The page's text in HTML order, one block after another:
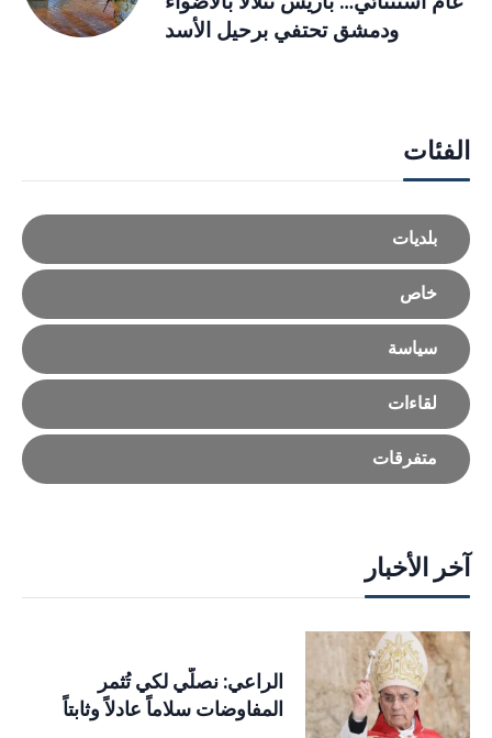
ودمشق تحتفي برحيل الأسد
الفئات
بلديات
خاص
سياسة
لقاءات
متفرقات
آخر الأخبار
الراعي: نصلّي لكي تُثمر
المفاوضات سلاماً عادلاً وثابتاً